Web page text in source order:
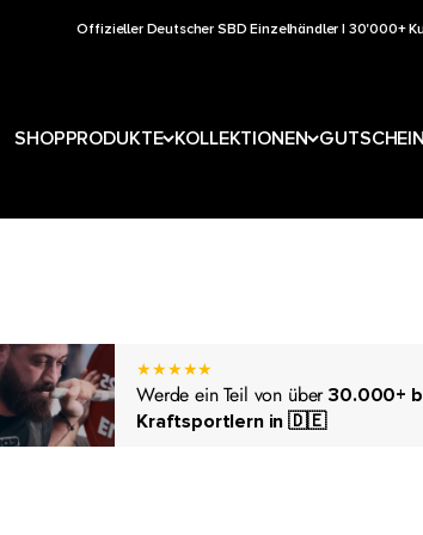
Offizieller Deutscher SBD Einzelhändler | 30'000+
SHOPPRODUKTE KOLLEKTIONEN
★★★★★
Werde ein Teil von über30.000+
Kraftsportlern in 🇩🇪